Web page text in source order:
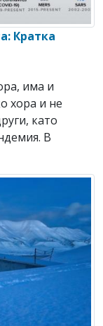
Кратка
има и
хора и не
като
В